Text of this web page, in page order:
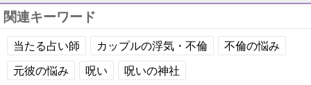
関連キーワード
当たる占い師 カップルの浮気・不倫
不倫の悩み
元彼の悩み
呪い
呪いの神社